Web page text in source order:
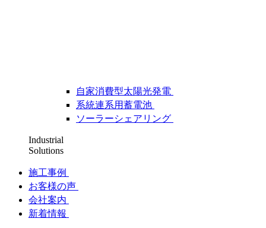
自家消費型太陽光発電
系統連系用蓄電池
ソーラーシェアリング
Industrial
Solutions
施工事例
お客様の声
会社案内
新着情報